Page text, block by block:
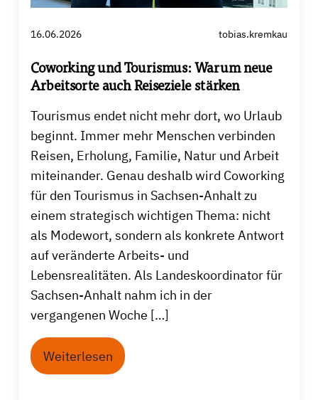
16.06.2026 tobias.kremkau
Coworking und Tourismus: Warum neue
Arbeitsorte auch Reiseziele stärken
Tourismus endet nicht mehr dort, wo Urlaub
beginnt. Immer mehr Menschen verbinden
Reisen, Erholung, Familie, Natur und Arbeit
miteinander. Genau deshalb wird Coworking
für den Tourismus in Sachsen-Anhalt zu
einem strategisch wichtigen Thema: nicht
als Modewort, sondern als konkrete Antwort
auf veränderte Arbeits- und
Lebensrealitäten. Als Landeskoordinator für
Sachsen-Anhalt nahm ich in der
vergangenen Woche […]
Weiterlesen